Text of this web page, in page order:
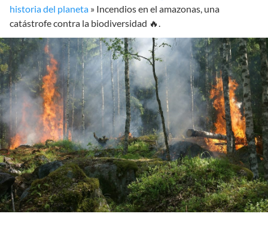
historia del planeta » Incendios en el amazonas, una
catástrofe contra la biodiversidad 🔥.